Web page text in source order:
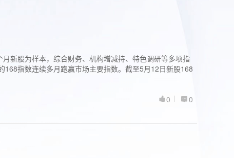
新股为样本，综合财务、机构增减持、特色调研等多项指
指数连续多月跑赢市场主要指数。截至5月12日新股168
0
0